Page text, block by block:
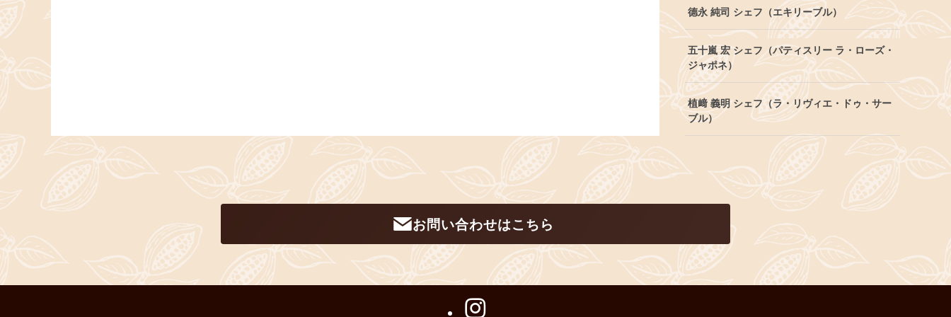
德永 純司 シェフ（エキリーブル）
五十嵐 宏 シェフ（パティスリー ラ・ローズ・
ジャポネ）
植﨑 義明 シェフ（ラ・リヴィエ・ドゥ・サー
ブル）
お問い合わせはこちら